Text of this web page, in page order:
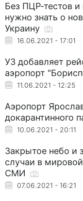
Без ПЦР-тестов
нужно знать о
Украину
16.06.2021 - 17:01
УЗ добавляет
аэропорт
11.06.2021 - 12:25
Аэропорт
докарантинного
10.06.2021 - 20:11
Закрытое небо и
случаи в
СМИ
07.06.2021 - 16:21